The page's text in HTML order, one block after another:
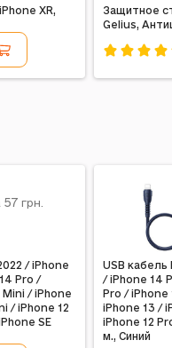
XR,
Защитное
Gelius,
/ iPhone
Pro /
Mini / iPhone
/ iPhone 12
SE
57 грн.
USB кабель
/ iPhone 14
Pro / iPhone
iPhone 13 /
iPhone 12
м., Синий